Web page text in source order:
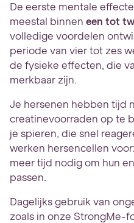
De eerste mentale
meestal binnen een tot
volledige voordelen
periode van vier tot zes
de fysieke effecten, die
merkbaar zijn.
Je hersenen hebben tijd
creatinevoorraden op te
je spieren, die snel
werken hersencellen
meer tijd nodig om hun
passen.
Dagelijks gebruik van
zoals in onze StrongMe-